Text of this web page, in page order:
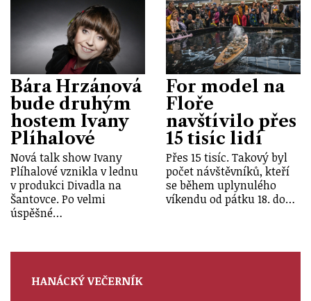
Bára Hrzánová
bude druhým
hostem Ivany
Plíhalové
Nová talk show Ivany
Plíhalové vznikla v lednu
v produkci Divadla na
Šantovce. Po velmi
úspěšné…
For model na
Floře
navštívilo přes
15 tisíc lidí
Přes 15 tisíc. Takový byl
počet návštěvníků, kteří
se během uplynulého
víkendu od pátku 18. do…
HANÁCKÝ VEČERNÍK